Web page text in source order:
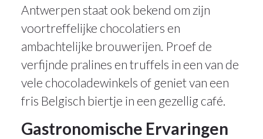
Antwerpen staat ook bekend om zijn
voortreffelijke chocolatiers en
ambachtelijke brouwerijen. Proef de
verfijnde pralines en truffels in een van de
vele chocoladewinkels of geniet van een
fris Belgisch biertje in een gezellig café.
Gastronomische Ervaringen